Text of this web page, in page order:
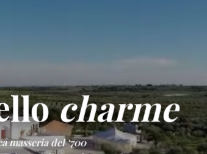
charme
masseria del ‘700